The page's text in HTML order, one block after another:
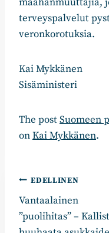
terveyspalvelut
veronkorotuksia.
Kai Mykkänen
Sisäministeri
The postSuomeen
onKai Mykkänen.
Artikkelien
selaus
EDELLINEN
Vantaalainen
”puolihitas” –